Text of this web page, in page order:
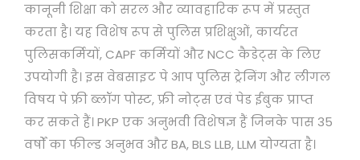
कानूनी शिक्षा को सरल और व्यावहारिक रूप में प्रस्तुत
करता है। यह विशेष रूप से पुलिस प्रशिक्षुओं, कार्यरत
पुलिसकर्मियों, CAPF कर्मियों और NCC कैडेट्स के लिए
उपयोगी है। इस वेबसाइट पे आप पुलिस ट्रेनिंग और लीगल
विषय पे फ्री ब्लॉग पोस्ट, फ्री नोट्स एवं पेड ईबुक प्राप्त
कर सकते हैं। PKP एक अनुभवी विशेषज्ञ हैं जिनके पास 35
वर्षों का फील्ड अनुभव और BA, BLS LLB, LLM योग्यता है।